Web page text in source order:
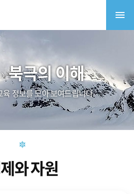
북극의 이해
정보를 모아 보여드립니다.
와 자원